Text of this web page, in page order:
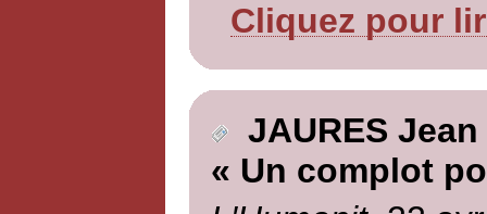
Cliquez pour
JAURES Jean
« Un complot